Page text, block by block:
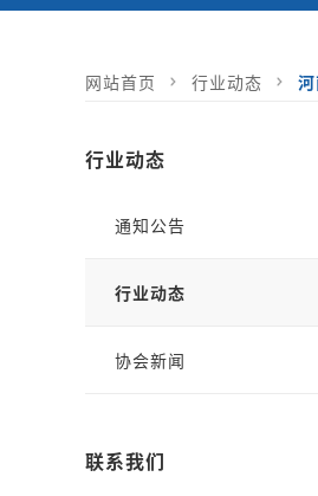
网站首页 行业动态
行业动态
通知公告
行业动态
协会新闻
联系我们